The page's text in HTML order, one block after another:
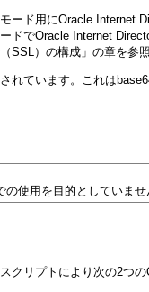
ード用にOracle Internet
ドでOracle Internet
SSL）の構成」の章を参照
れています。これは
使用を目的としていませ
リプトにより次の2つの